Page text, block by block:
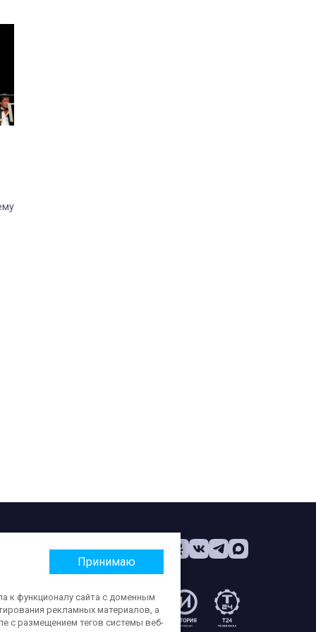
Принимаю
к функционалу сайта с доменным
рекламных материалов, а
с размещением тегов системы веб-